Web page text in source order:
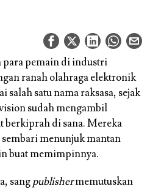
para pemain di industri
ranah olahraga elektronik
salah satu nama raksasa, sejak
sudah mengambil
berkiprah di sana. Mereka
menunjuk mantan
buat memimpinnya.
sangpublishermemutuskan